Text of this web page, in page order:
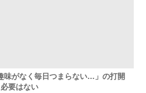
味がなく毎日つまらない…」の打開
要はない